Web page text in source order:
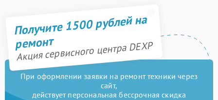
Получите 1500 рублей на
ремонт
Акция сервисного центра DEXP
При оформлении заявки на ремонт техники через
сайт,
действует персональная бессрочная скидка